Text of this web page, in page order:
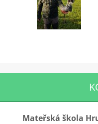
Mateřská škola